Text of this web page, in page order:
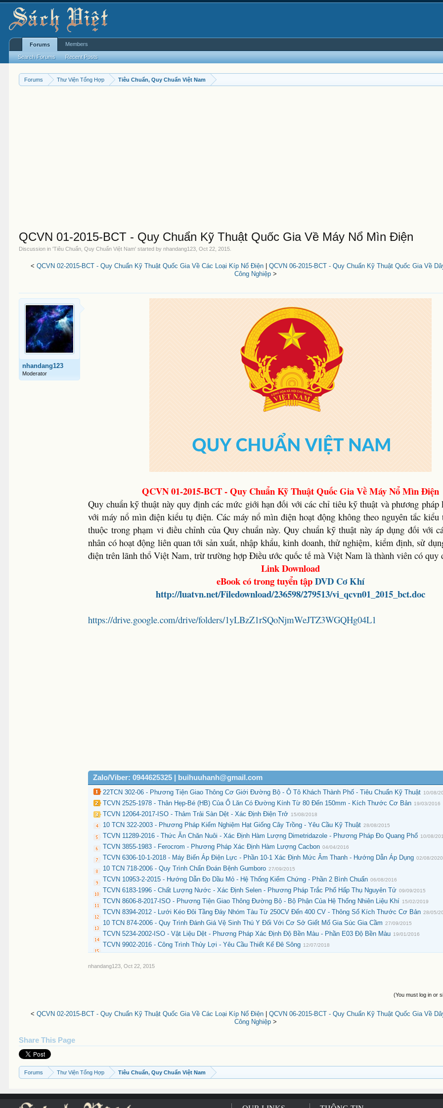
Forums Thư Viện Tổng Hợp Tiêu Chuẩn, Quy Chuẩn Việt Nam
QCVN 01-2015-BCT - Quy Chuẩn Kỹ Thuật Quốc Gia Về Máy Nổ Mìn Điện
Discussion in 'Tiêu Chuẩn, Quy Chuẩn Việt Nam' started bynhandang123 ,Oct 22, 2015
< QCVN 02-2015-BCT - Quy Chuẩn Kỹ Thuật Quốc Gia Về Các Loại Kíp Nổ Điện| QCVN 06-2015-BCT - Quy Chuẩn Kỹ Thuật Quốc Gia Về
Công Nghiệp >
nhandang123
Moderator
QCVN 01-2015-BCT - Quy Chuẩn Kỹ Thuật Quốc Gia Về Máy Nổ Mìn Điện
Quy chuẩn kỹ thuật này quy định các mức giới hạn đối với các chỉ tiêu kỹ thuật và phương
với máy nổ mìn điện kiểu tụ điện. Các máy nổ mìn điện hoạt động không theo nguyên tắc kiểu
thuộc trong phạm vi điều chỉnh của Quy chuẩn này. Quy chuẩn kỹ thuật này áp dụng đối với
nhân có hoạt động liên quan tới sản xuất, nhập khẩu, kinh doanh, thử nghiệm, kiểm định, sử
điện trên lãnh thổ Việt Nam, trừ trường hợp Điều ước quốc tế mà Việt Nam là thành viên có quy
Link Download
eBook có trong tuyển tậpDVD Cơ Khí
http://luatvn.net/Filedownload/236598/279513/vi_qcvn01_2015_bct.doc
https://drive.google.com/drive/folders/1yLBzZ1rSQoNjmWeJTZ3WGQHg04L1
Zalo/Viber: 0944625325 | buihuuhanh@gmail.com
22TCN 302-06 - Phương Tiện Giao Thông Cơ Giới Đường Bộ - Ô Tô Khách Thành Phố - Tiêu Chuẩn Kỹ Thuật 10/08/
TCVN 2525-1978 - Thân Hẹp-Bé (HB) Của Ổ Lăn Có Đường Kính Từ 80 Đến 150mm - Kích Thước Cơ Bản 19/03/2016
TCVN 12064-2017-ISO - Thảm Trải Sàn Dệt - Xác Định Điện Trở 15/08/2018
10 TCN 322-2003 - Phương Pháp Kiểm Nghiệm Hạt Giống Cây Trồng - Yêu Cầu Kỹ Thuật 28/08/2015
TCVN 11289-2016 - Thức Ăn Chăn Nuôi - Xác Định Hàm Lượng Dimetridazole - Phương Pháp Đo Quang Phổ 10/08/
TCVN 3855-1983 - Ferocrom - Phương Pháp Xác Định Hàm Lượng Cacbon 04/04/2016
TCVN 6306-10-1-2018 - Máy Biến Áp Điện Lực - Phần 10-1 Xác Định Mức Âm Thanh - Hướng Dẫn Áp Dụng 02/08/2020
10 TCN 718-2006 - Quy Trình Chẩn Đoán Bệnh Gumboro 27/09/2015
TCVN 10953-2-2015 - Hướng Dẫn Đo Dầu Mỏ - Hệ Thống Kiểm Chứng - Phần 2 Bình Chuẩn 06/08/2016
TCVN 6183-1996 - Chất Lượng Nước - Xác Định Selen - Phương Pháp Trắc Phổ Hấp Thụ Nguyên Tử 09/09/2015
TCVN 8606-8-2017-ISO - Phương Tiện Giao Thông Đường Bộ - Bộ Phận Của Hệ Thống Nhiên Liệu Khí 15/02/2019
TCVN 8394-2012 - Lưới Kéo Đôi Tầng Đáy Nhóm Tàu Từ 250CV Đến 400 CV - Thông Số Kích Thước Cơ Bản 28/05/
10 TCN 874-2006 - Quy Trình Đánh Giá Vệ Sinh Thú Y Đối Với Cơ Sở Giết Mổ Gia Súc Gia Cầm 27/09/2015
TCVN 5234-2002-ISO - Vật Liệu Dệt - Phương Pháp Xác Định Độ Bền Màu - Phần E03 Độ Bền Màu 19/01/2016
TCVN 9902-2016 - Công Trình Thủy Lợi - Yêu Cầu Thiết Kế Đê Sông 12/07/2018
nhandang123 Oct 22, 2015
(You must log in or
< QCVN 02-2015-BCT - Quy Chuẩn Kỹ Thuật Quốc Gia Về Các Loại Kíp Nổ Điện| QCVN 06-2015-BCT - Quy Chuẩn Kỹ Thuật Quốc Gia Về
Công Nghiệp >
Share This Page
Forums Thư Viện Tổng Hợp Tiêu Chuẩn, Quy Chuẩn Việt Nam
Forums
Search Forums Recent Posts
Members